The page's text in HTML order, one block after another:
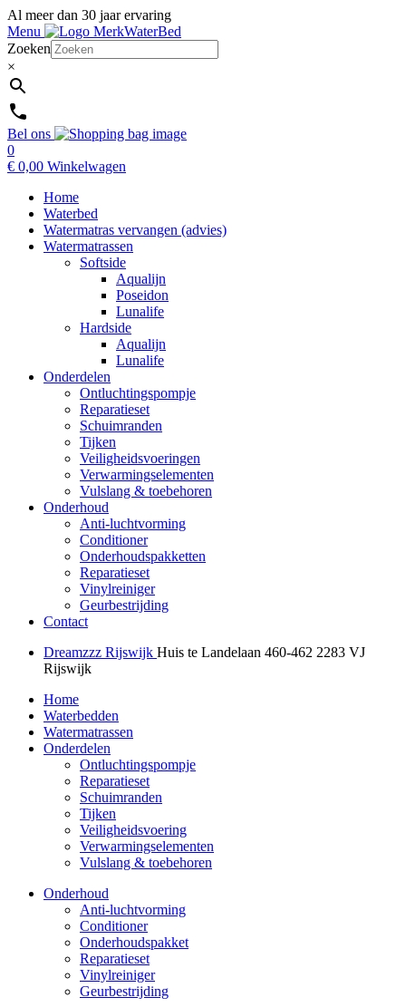
Al meer dan 30 jaar ervaring
Menu
Zoeken
×
Bel ons
0
€ 0,00 Winkelwagen
Home
Waterbed
Watermatras vervangen (advies)
Watermatrassen
Softside
Aqualijn
Poseidon
Lunalife
Hardside
Aqualijn
Lunalife
Onderdelen
Ontluchtingspompje
Reparatieset
Schuimranden
Tijken
Veiligheidsvoeringen
Verwarmingselementen
Vulslang & toebehoren
Onderhoud
Anti-luchtvorming
Conditioner
Onderhoudspakketten
Reparatieset
Vinylreiniger
Geurbestrijding
Contact
Dreamzzz Rijswijk Huis te Landelaan 460-462 2283 VJ
Rijswijk
Home
Waterbedden
Watermatrassen
Onderdelen
Ontluchtingspompje
Reparatieset
Schuimranden
Tijken
Veiligheidsvoering
Verwarmingselementen
Vulslang & toebehoren
Onderhoud
Anti-luchtvorming
Conditioner
Onderhoudspakket
Reparatieset
Vinylreiniger
Geurbestrijding